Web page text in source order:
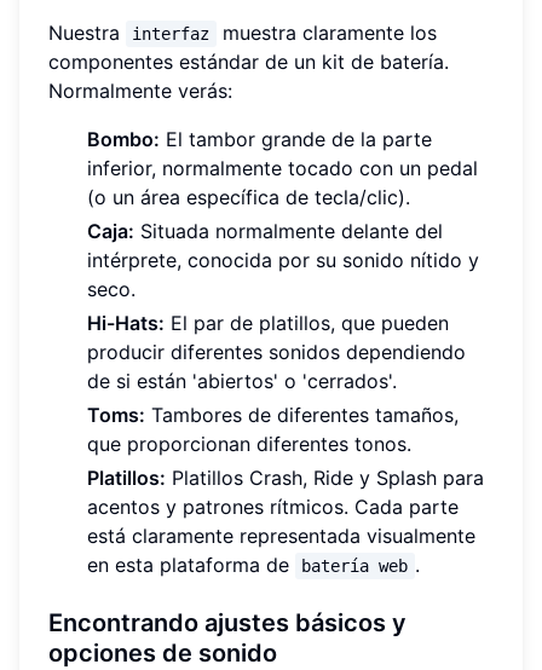
Nuestra interfaz
muestra claramente los
componentes estándar de un kit de batería.
Normalmente verás:
Bombo: El tambor grande de la parte
inferior, normalmente tocado con un pedal
(o un área específica de tecla/clic).
Caja: Situada normalmente delante del
intérprete, conocida por su sonido nítido y
seco.
Hi-Hats: El par de platillos, que pueden
producir diferentes sonidos dependiendo
de si están 'abiertos' o 'cerrados'.
Toms: Tambores de diferentes tamaños,
que proporcionan diferentes tonos.
Platillos: Platillos Crash, Ride y Splash para
acentos y patrones rítmicos. Cada parte
está claramente representada visualmente
en esta plataforma de
batería web .
Encontrando ajustes básicos y
opciones de sonido